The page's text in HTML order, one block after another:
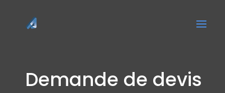
Demande de devis